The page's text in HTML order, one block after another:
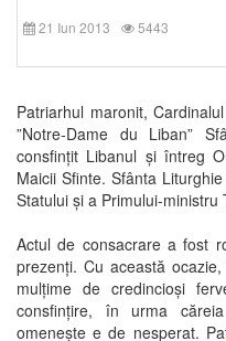
21 Iun 2013 5443
Patriarhul maronit,
”Notre-Dame du Liban”
consfințit Libanul și întreg
Maicii Sfinte. Sfânta
Statului și a Primului-ministru
Actul de consacrare a fost
prezenți. Cu această
mulțime de credincioși
consfințire, în urma
omenește e de nesperat.